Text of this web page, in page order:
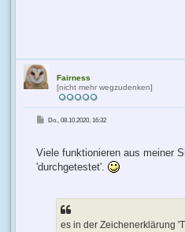
Fairness
[nicht mehr wegzudenken]
e
a
g
Do., 08.10.2020, 16:32
Viele funktionieren aus meiner
'durchgetestet'.
es in der Zeichenerklärung